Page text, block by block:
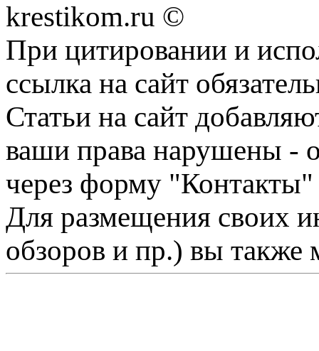
krestikom.ru ©
При цитировании и
ссылка на сайт
Статьи на сайт
ваши права нарушены -
через форму "Контакты"
Для размещения своих
обзоров и пр.) вы также